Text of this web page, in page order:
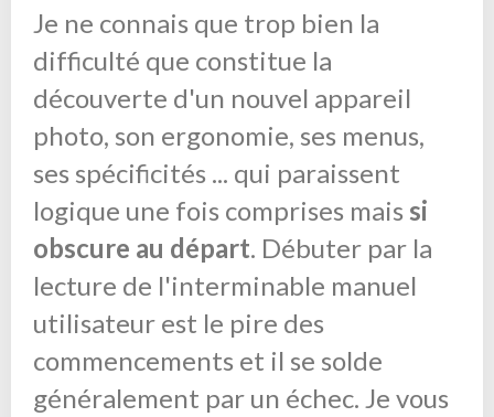
Je ne connais que trop bien la
difficulté que constitue la
découverte d'un nouvel appareil
photo, son ergonomie, ses menus,
ses spécificités ... qui paraissent
logique une fois comprises mais si
obscure au départ. Débuter par la
lecture de l'interminable manuel
utilisateur est le pire des
commencements et il se solde
généralement par un échec. Je vous